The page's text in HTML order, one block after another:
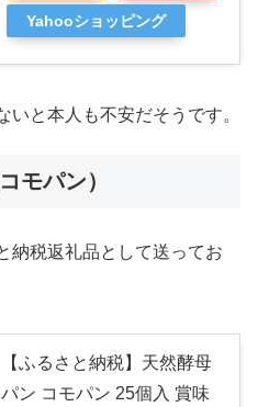
Yahooショッピング
いと本人も不安だそうです。
モパン）
納税返礼品として送ってお
【ふるさと納税】天然酵母
パン コモパン 25個入 賞味